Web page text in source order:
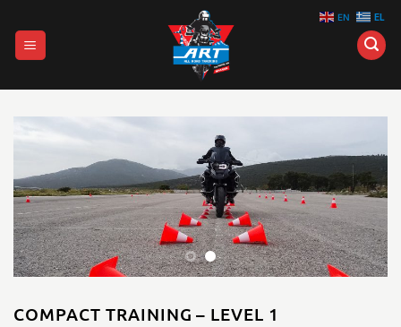
στο
περιεχόμενο
COMPACT TRAINING – LEVEL 1
EN EL